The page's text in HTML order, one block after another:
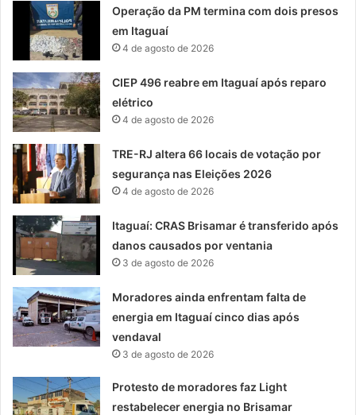
Operação da PM termina com dois presos
em Itaguaí
4 de agosto de 2026
CIEP 496 reabre em Itaguaí após reparo
elétrico
4 de agosto de 2026
TRE-RJ altera 66 locais de votação por
segurança nas Eleições 2026
4 de agosto de 2026
Itaguaí: CRAS Brisamar é transferido após
danos causados por ventania
3 de agosto de 2026
Moradores ainda enfrentam falta de
energia em Itaguaí cinco dias após
vendaval
3 de agosto de 2026
Protesto de moradores faz Light
restabelecer energia no Brisamar